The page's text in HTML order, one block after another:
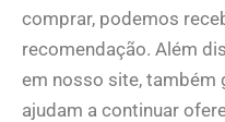
comprar, podemos
recomendação. Além
em nosso site, também
ajudam a continuar